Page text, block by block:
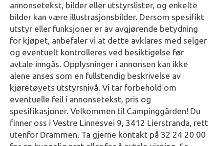
annonsetekst, bilder eller utstyrslister, og enkelte
bilder kan være illustrasjonsbilder. Dersom spesifikt
utstyr eller funksjoner er av avgjørende betydning
for kjøpet, anbefaler vi at dette avklares med selger
og eventuelt kontrolleres ved besiktigelse før
avtale inngås. Opplysninger i annonsen kan ikke
alene anses som en fullstendig beskrivelse av
kjøretøyets utstyrsnivå. Vi tar forbehold om
eventuelle feil i annonsetekst, pris og
spesifikasjoner. Velkommen til Campinggården! Du
finner oss i Vestre Linnesvei 9, 3412 Lierstranda, rett
utenfor Drammen. Ta gjerne kontakt på 32 24 20 00